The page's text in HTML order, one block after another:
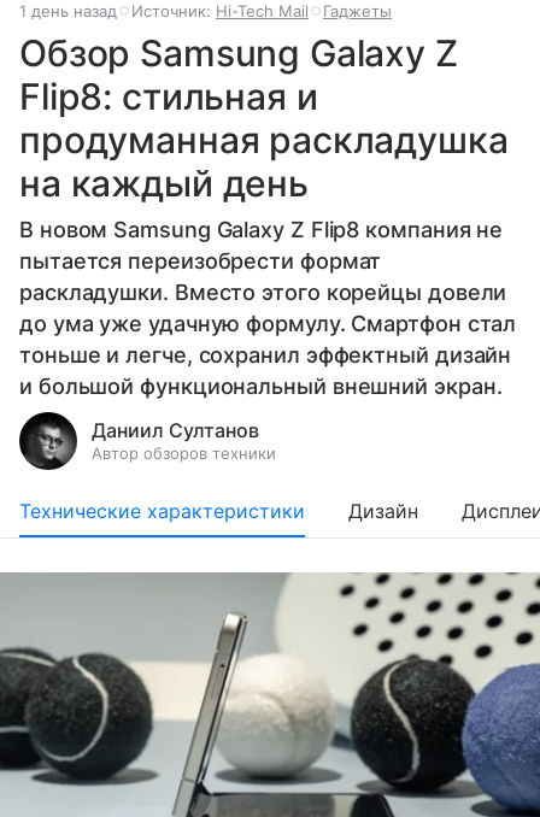
1 день назад Источник: Hi-Tech Mail Гаджеты
Обзор Samsung Galaxy Z
Flip8: стильная и
продуманная раскладушка
на каждый день
В новом Samsung Galaxy Z Flip8 компания не
пытается переизобрести формат
раскладушки. Вместо этого корейцы довели
до ума уже удачную формулу. Смартфон стал
тоньше и легче, сохранил эффектный дизайн
и большой функциональный внешний экран.
Даниил Султанов
Автор обзоров техники
Технические характеристики Дизайн